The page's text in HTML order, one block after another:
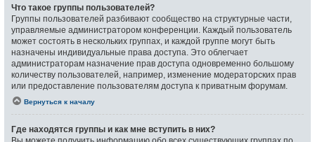
Что такое группы пользователей?
Группы пользователей разбивают сообщество на структурные части,
управляемые администратором конференции. Каждый пользователь
может состоять в нескольких группах, и каждой группе могут быть
назначены индивидуальные права доступа. Это облегчает
администраторам назначение прав доступа одновременно большому
количеству пользователей, например, изменение модераторских прав
или предоставление пользователям доступа к приватным форумам.
Вернуться к началу
Где находятся группы и как мне вступить в них?